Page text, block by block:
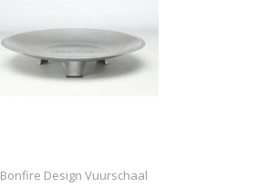
Bonfire Design Vuurschaal